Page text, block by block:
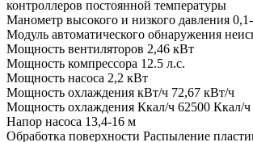
контроллеров постоянной температуры
Манометр высокого и низкого давления
Модуль автоматического обнаружения
Мощность вентиляторов 2,46 кВт
Мощность компрессора 12.5 л.с.
Мощность насоса 2,2 кВт
Мощность охлаждения кВт/ч 72,67 кВт/ч
Мощность охлаждения Ккал/ч 62500 Ккал/ч
Напор насоса 13,4-16 м
Обработка поверхности Распыление